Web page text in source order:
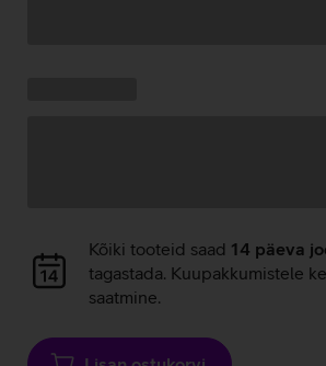
Andmete
laadimine
Kõiki tooteid saad 14 päeva
tagastada. Kuupakkumistele
saatmine.